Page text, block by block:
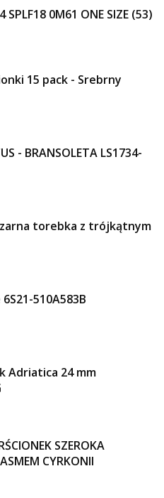
0M61 ONE SIZE (53)
15 pack - Srebrny
- BRANSOLETA LS1734-
torebka z trójkątnym
510A583B
Adriatica 24 mm
SZEROKA
CYRKONII